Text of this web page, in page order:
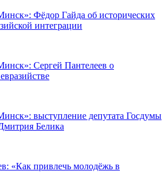
Фёдор Гайда об исторических
интеграции
Сергей Пантелеев о
выступление депутата Госдумы
Белика
«Как привлечь молодёжь в